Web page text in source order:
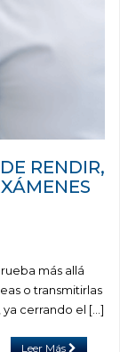
RENDIR,
más allá
o transmitirlas
ya cerrando el […]
Leer Más